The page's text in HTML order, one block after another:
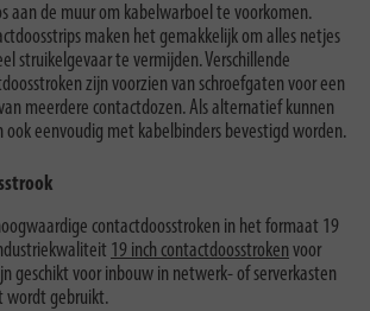
aan de muur om kabelwarboel te voorkomen.
maken het gemakkelijk om alles netjes
struikelgevaar te vermijden. Verschillende
zijn voorzien van schroefgaten voor een
meerdere contactdozen. Als alternatief kunnen
ook eenvoudig met kabelbinders bevestigd worden.
contactdoosstroken in het formaat 19
19 inch contactdoosstroken voor
geschikt voor inbouw in netwerk- of serverkasten
wordt gebruikt.